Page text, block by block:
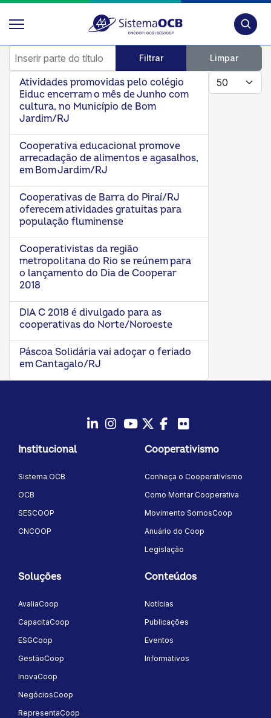
Inserir parte do título
Filtrar Limpar
Mostrar #
Atividades promovidas pelo colégio
Eiduc encerram o mês de Junho com
cultura, no Município de Bom
Jardim/RJ
Cooperativa educacional promove
arrecadação de alimentos e agasalhos,
em Bom Jardim/RJ
Cooperativas de Barra do Piraí/RJ
oferecem atividades gratuitas para
população fluminense
Cooperativistas da região
metropolitana do Rio se reúnem para
o lançamento do Dia de Cooperar
2018
DIA C 2018 é divulgado para as
cooperativas do Norte/Noroeste
Páscoa Solidária vai adoçar o feriado
em Cantagalo/RJ
Instagram
YoutubeTwitter/X
Facebook
Institucional
Sistema OCB
OCB
SESCOOP
CNCOOP
Cooperativismo
Conheça o Cooperativismo
Como Montar Cooperativa
Movimento SomosCoop
Anuário do Coop
Legislação
Soluções
AvaliaCoop
CapacitaCoop
ESGCoop
GestãoCoop
InovaCoop
NegóciosCoop
RepresentaCoop
Conteúdos
Notícias
Publicações
Eventos
Informativos